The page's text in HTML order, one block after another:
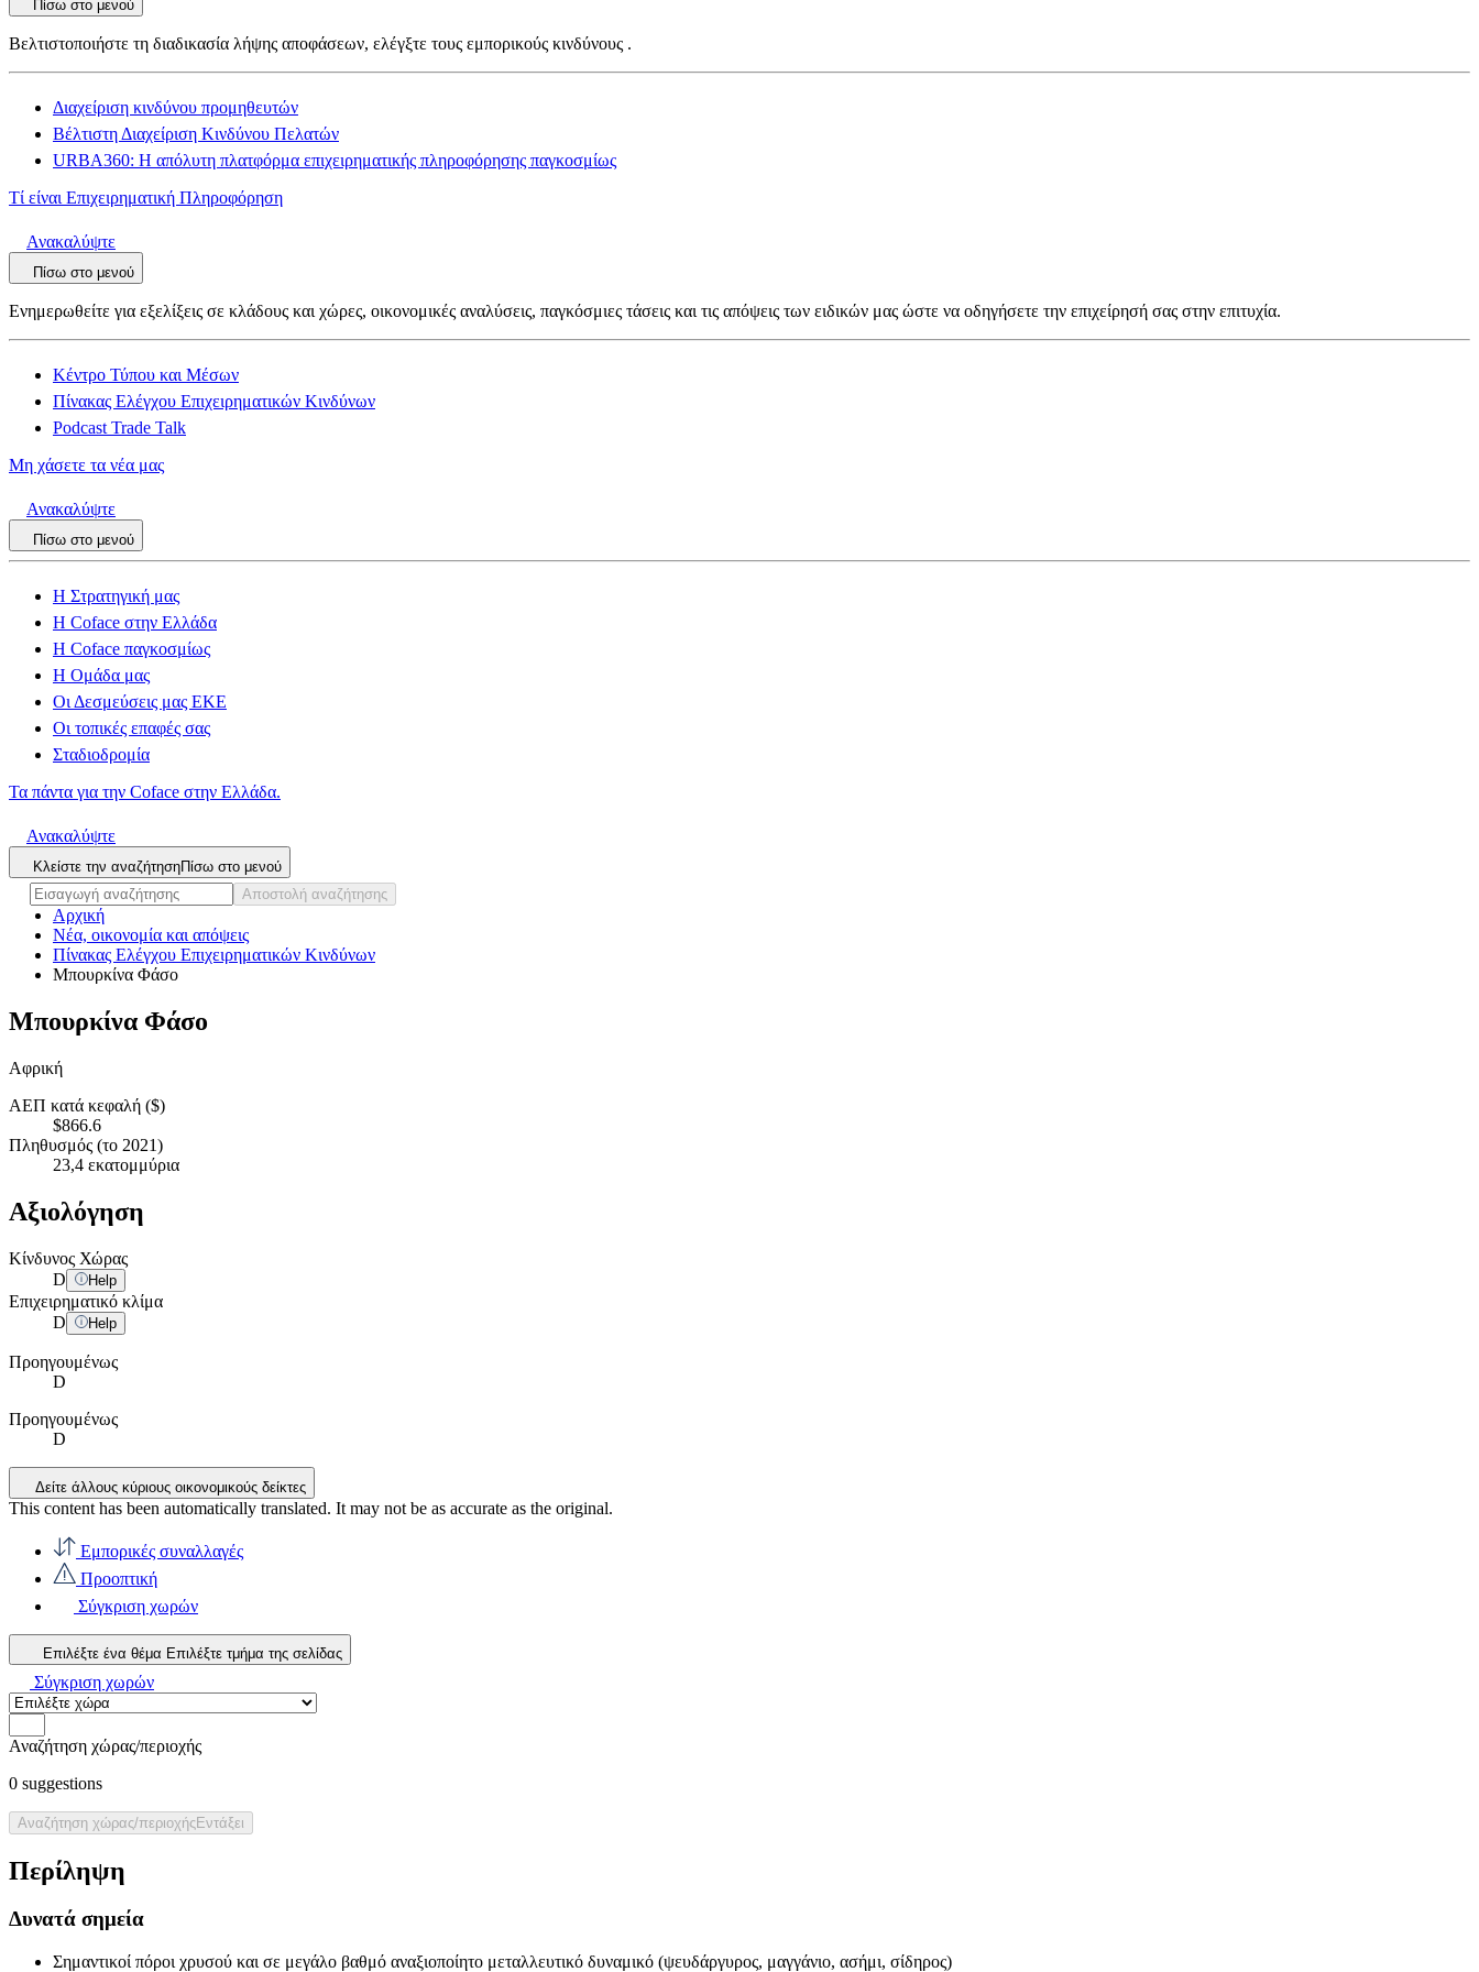
Πίσω στο μενού
Βελτιστοποιήστε τη διαδικασία λήψης αποφάσεων, ελέγξτε τους εμπορικούς κινδύνους .
Διαχείριση κινδύνου προμηθευτών
Βέλτιστη Διαχείριση Κινδύνου Πελατών
URBA360: Η απόλυτη πλατφόρμα επιχειρηματικής πληροφόρησης παγκοσμίως
Τί είναι Επιχειρηματική Πληροφόρηση
Ανακαλύψτε
Πίσω στο μενού
Ενημερωθείτε για εξελίξεις σε κλάδους και χώρες, οικονομικές αναλύσεις, παγκόσμιες τάσεις και τις απόψεις των ειδικών μας ώστε να οδηγήσετε την επιχείρησή σας στην επιτυχία.
Κέντρο Τύπου και Μέσων
Πίνακας Ελέγχου Επιχειρηματικών Κινδύνων
Podcast Trade Talk
Μη χάσετε τα νέα μας
Ανακαλύψτε
Πίσω στο μενού
Η Στρατηγική μας
Η Coface στην Ελλάδα
Η Coface παγκοσμίως
Η Ομάδα μας
Οι Δεσμεύσεις μας ΕΚΕ
Οι τοπικές επαφές σας
Σταδιοδρομία
Τα πάντα για την Coface στην Ελλάδα.
Ανακαλύψτε
Κλείστε την αναζήτησηΠίσω στο μενού
Αποστολή αναζήτησης
Αρχική
Νέα, οικονομία και απόψεις
Πίνακας Ελέγχου Επιχειρηματικών Κινδύνων
Μπουρκίνα Φάσο
Μπουρκίνα Φάσο
Αφρική
ΑΕΠ κατά κεφαλή ($)
$866.6
Πληθυσμός (το 2021)
23,4 εκατομμύρια
Αξιολόγηση
Κίνδυνος Χώρας
D
Help
Επιχειρηματικό κλίμα
D
Help
Προηγουμένως
D
Προηγουμένως
D
Δείτε άλλους κύριους οικονομικούς δείκτες
This content has been automatically translated. It may not be as accurate as the original.
Εμπορικές συναλλαγές
Προοπτική
Σύγκριση χωρών
Επιλέξτε ένα θέμα Επιλέξτε τμήμα της σελίδας
Σύγκριση χωρών
Αναζήτηση χώρας/περιοχής
0 suggestions
Αναζήτηση χώρας/περιοχήςΕντάξει
Περίληψη
Δυνατά σημεία
Σημαντικοί πόροι χρυσού και σε μεγάλο βαθμό αναξιοποίητο μεταλλευτικό δυναμικό (ψευδάργυρος, μαγγάνιο, ασήμι, σίδηρος)